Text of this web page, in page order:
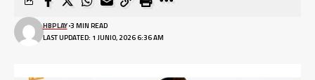
LAST UPDATED: 1 JUNIO, 2026 6:36 AM
HBPLAY 3 MIN READ